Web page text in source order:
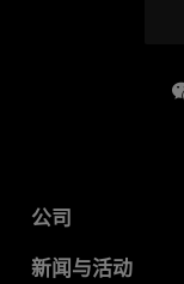
公司
关于 AMD
新闻与活动